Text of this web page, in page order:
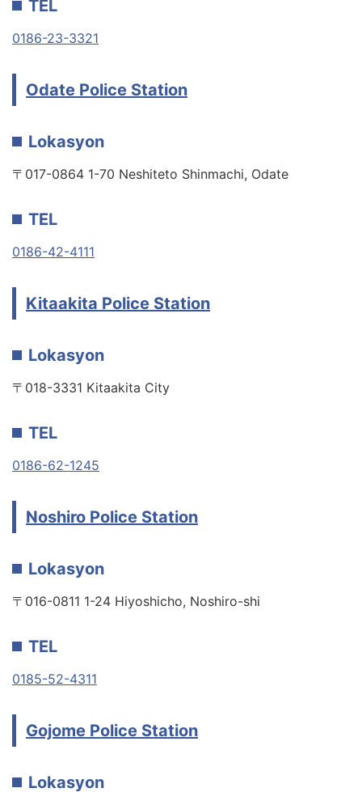
TEL
0186-23-3321
Odate Police Station
Lokasyon
〒017-0864 1-70 Neshiteto Shinmachi, Odate
TEL
0186-42-4111
Kitaakita Police Station
Lokasyon
〒018-3331 Kitaakita City
TEL
0186-62-1245
Noshiro Police Station
Lokasyon
〒016-0811 1-24 Hiyoshicho, Noshiro-shi
TEL
0185-52-4311
Gojome Police Station
Lokasyon